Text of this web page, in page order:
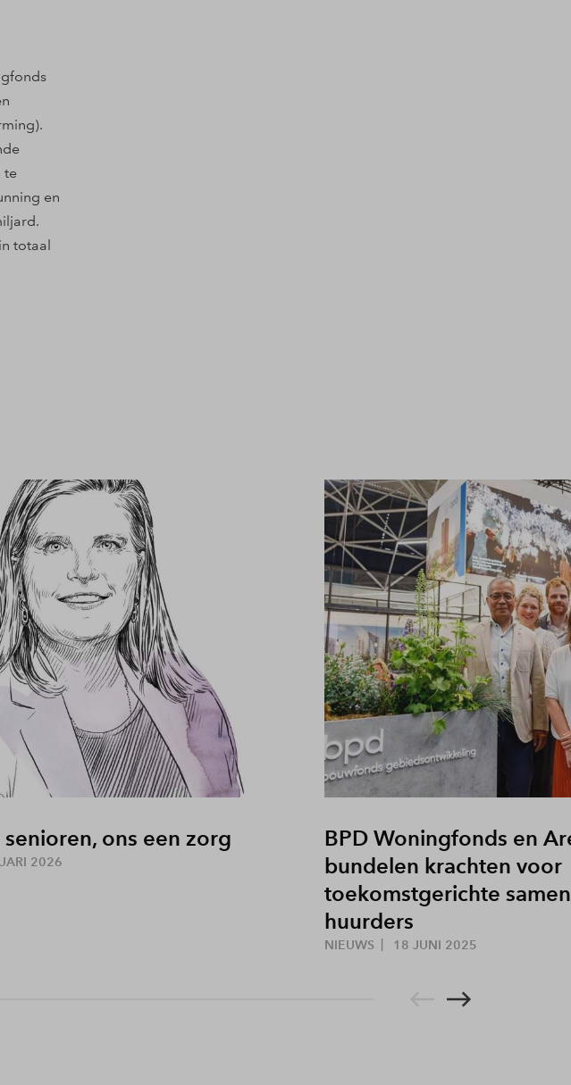
te
en
totaal
ons een zorg
2026
BPD Woningfonds en
bundelen krachten voor
toekomstgerichte
huurders
NIEUWS 18 JUNI 2025